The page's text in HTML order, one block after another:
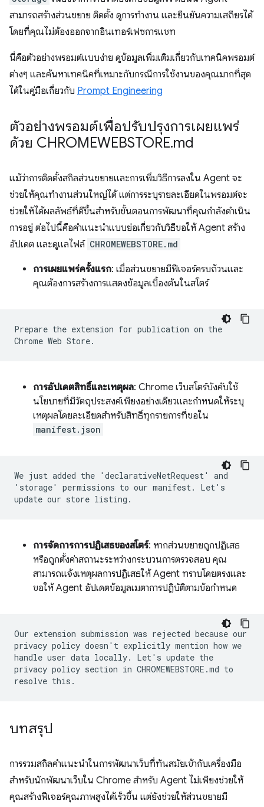
สามารถสร้างส่วนขยาย ติดตั้ง ดูการทำงาน และยืนยันความเสถียรได้
โดยที่คุณไม่ต้องออกจากอินเทอร์เฟซการแชท
นี่คือตัวอย่างพรอมต์แบบง่าย ดูข้อมูลเพิ่มเติมเกี่ยวกับเทคนิคพรอมต์
ต่างๆ และค้นหาเทคนิคที่เหมาะกับกรณีการใช้งานของคุณมากที่สุด
ได้ในคู่มือเกี่ยวกับ Prompt Engineering
ตัวอย่างพรอมต์เพื่อปรับปรุงการเผยแพร่
ด้วย CHROMEWEBSTORE.md
แม้ว่าการติดตั้งสกิลส่วนขยายและการเพิ่มวิธีการลงใน Agent จะ
ช่วยให้คุณทำงานส่วนใหญ่ได้ แต่การระบุรายละเอียดในพรอมต์จะ
ช่วยให้ได้ผลลัพธ์ที่ดีขึ้นสำหรับขั้นตอนการพัฒนาที่คุณกำลังดำเนิน
การอยู่ ต่อไปนี้คือคำแนะนำแบบย่อเกี่ยวกับวิธีขอให้ Agent สร้าง
อัปเดต และดูแลไฟล์ CHROMEWEBSTORE.md
การเผยแพร่ครั้งแรก: เมื่อส่วนขยายมีฟีเจอร์ครบถ้วนและ
คุณต้องการสร้างการแสดงข้อมูลเบื้องต้นในสโตร์
Prepare the extension for publication on the
Chrome Web Store.
การอัปเดตสิทธิ์และเหตุผล: Chrome เว็บสโตร์บังคับใช้
นโยบายที่มีวัตถุประสงค์เพียงอย่างเดียวและกำหนดให้ระบุ
เหตุผลโดยละเอียดสำหรับสิทธิ์ทุกรายการที่ขอใน
manifest.json
We just added the 'declarativeNetRequest' and
'storage' permissions to our manifest. Let's
update our store listing.
การจัดการการปฏิเสธของสโตร์: หากส่วนขยายถูกปฏิเสธ
หรือถูกตั้งค่าสถานะระหว่างกระบวนการตรวจสอบ คุณ
สามารถแจ้งเหตุผลการปฏิเสธให้ Agent ทราบโดยตรงและ
ขอให้ Agent อัปเดตข้อมูลเมตาการปฏิบัติตามข้อกำหนด
Our extension submission was rejected because our
privacy policy doesn't explicitly mention how we
handle user data locally. Let's update the
privacy policy section in CHROMEWEBSTORE.md to
resolve this.
บทสรุป
การรวมสกิลคำแนะนำในการพัฒนาเว็บที่ทันสมัยเข้ากับเครื่องมือ
สำหรับนักพัฒนาเว็บใน Chrome สำหรับ Agent ไม่เพียงช่วยให้
คุณสร้างฟีเจอร์คุณภาพสูงได้เร็วขึ้น แต่ยังช่วยให้ส่วนขยายมี